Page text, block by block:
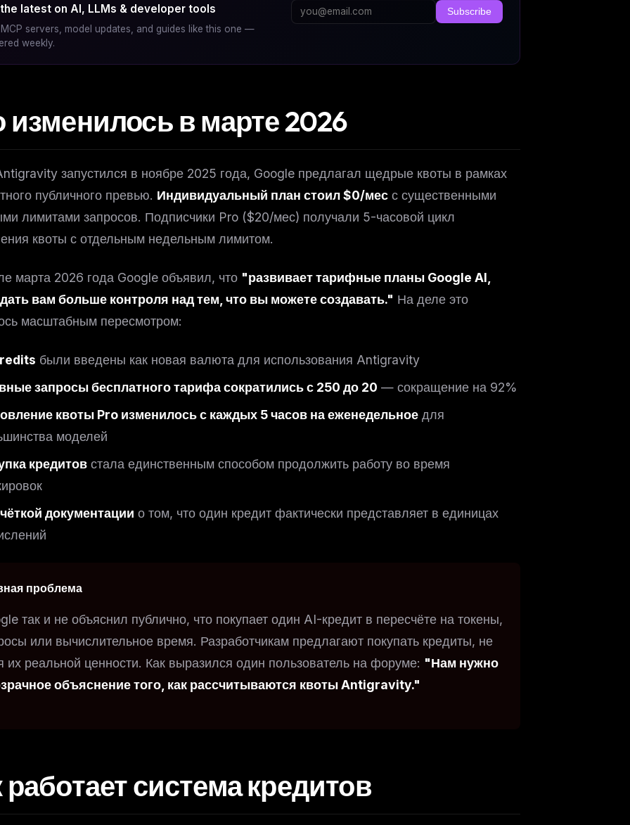
latest on AI, LLMs & developer tools
MCP servers, model updates, and guides like this one —
weekly.
Subscribe
изменилось в марте 2026
запустился в ноябре 2025 года, Google предлагал щедрые квоты в рамках
публичного превью. Индивидуальный план стоил $0/мес с существенными
лимитами запросов. Подписчики Pro ($20/мес) получали 5-часовой цикл
квоты с отдельным недельным лимитом.
марта 2026 года Google объявил, что "развивает тарифные планы Google AI,
вам больше контроля над тем, что вы можете создавать." На деле это
масштабным пересмотром:
были введены как новая валюта для использования Antigravity
запросы бесплатного тарифа сократились с 250 до 20 — сокращение на 92%
квоты Pro изменилось с каждых 5 часов на еженедельное для
моделей
кредитов стала единственным способом продолжить работу во время
документации о том, что один кредит фактически представляет в единицах
проблема
так и не объяснил публично, что покупает один AI-кредит в пересчёте на токены,
или вычислительное время. Разработчикам предлагают покупать кредиты, не
их реальной ценности. Как выразился один пользователь на форуме: "Нам нужно
объяснение того, как рассчитываются квоты Antigravity."
работает система кредитов